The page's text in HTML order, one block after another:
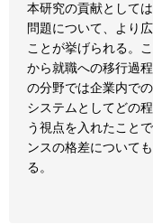
本研究の貢献として
問題について、より
ことが挙げられる。
から就職への移行過
の分野では企業内で
システムとしてどの
う視点を入れたこと
ンスの格差について
る。